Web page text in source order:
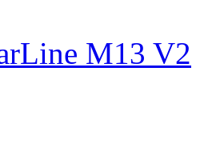
M13 V2